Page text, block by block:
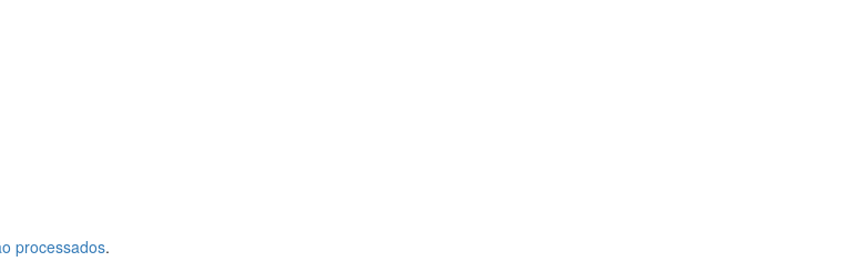
processados.